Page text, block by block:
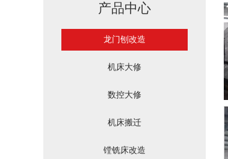
产品中心
龙门刨改造
机床大修
数控大修
机床搬迁
镗铣床改造